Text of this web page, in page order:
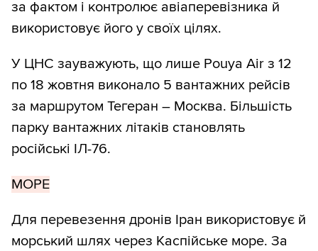
за фактом і контролює авіаперевізника й
використовує його у своїх цілях.
У ЦНС зауважують, що лише Pouya Air з 12
по 18 жовтня виконало 5 вантажних рейсів
за маршрутом Тегеран – Москва. Більшість
парку вантажних літаків становлять
російські ІЛ-76.
МОРЕ
Для перевезення дронів Іран використовує й
морський шлях через Каспійське море. За